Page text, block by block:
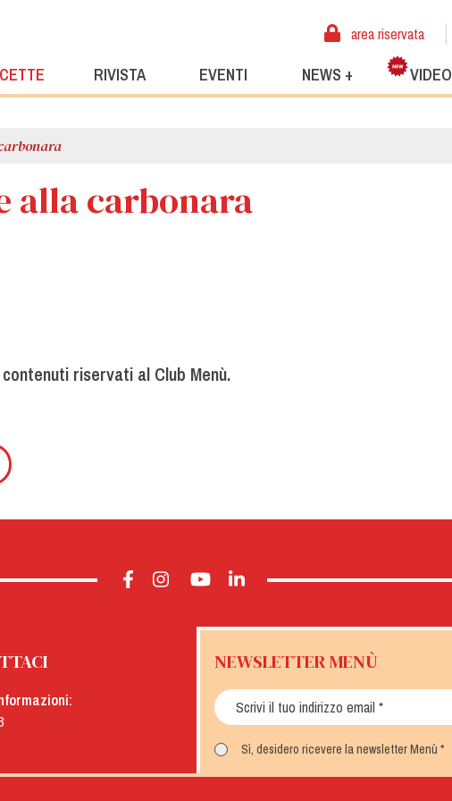
area riservata
RIVISTA EVENTI NEWS + VIDEO
alla carbonara
riservati al Club Menù.
NEWSLETTER MENÙ
Sì, desidero ricevere la newsletter Menù *